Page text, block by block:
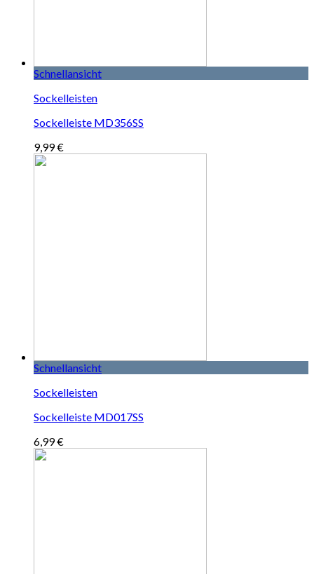
Schnellansicht
Sockelleisten
Sockelleiste MD356SS
9,99€
Schnellansicht
Sockelleisten
Sockelleiste MD017SS
6,99€